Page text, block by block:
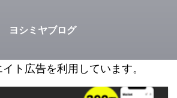
ヨシミヤブログ
ト広告を利用しています。